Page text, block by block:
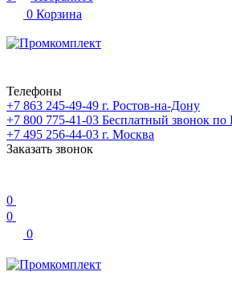
0 Корзина
Телефоны
+7 863 245-49-49 г. Ростов-на-Дону
+7 800 775-41-03 Бесплатный звонок по
+7 495 256-44-03 г. Москва
Заказать звонок
0
0
0